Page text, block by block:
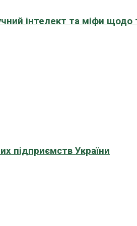
інтелект та міфи щодо
підприємств України